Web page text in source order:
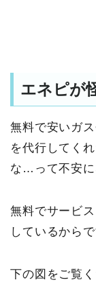
エネピが
無料で安いガ
を代行してく
な…って不安に
無料でサービ
しているからで
下の図をご覧く